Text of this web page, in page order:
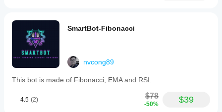
SmartBot-Fibonacci
nvcong89
This bot is made of Fibonacci, EMA and RSI.
4.5 (2) $78
-50% $39